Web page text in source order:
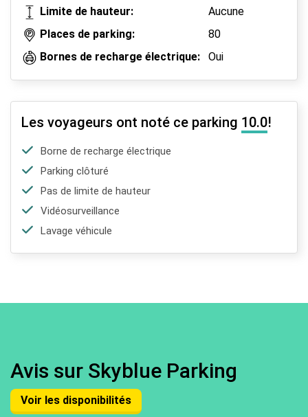
Limite de hauteur:
Aucune
Places de parking:
80
Bornes de recharge électrique:
Oui
Les voyageurs ont noté ce parking 10.0!
Borne de recharge électrique
Parking clôturé
Pas de limite de hauteur
Vidéosurveillance
Lavage véhicule
Avis sur Skyblue Parking
Voir les disponibilités